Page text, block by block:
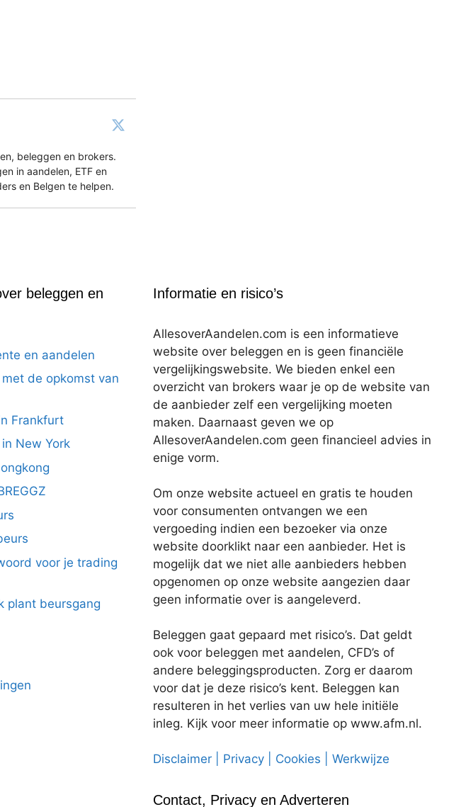
beleggen en brokers.
in aandelen, ETF en
en Belgen te helpen.
beleggen en
en aandelen
de opkomst van
Frankfurt
New York
voor je trading
plant beursgang
Informatie en risico’s
AllesoverAandelen.com is een informatieve
website over beleggen en is geen financiële
vergelijkingswebsite. We bieden enkel een
overzicht van brokers waar je op de website van
de aanbieder zelf een vergelijking moeten
maken. Daarnaast geven we op
AllesoverAandelen.com geen financieel advies in
enige vorm.
Om onze website actueel en gratis te houden
voor consumenten ontvangen we een
vergoeding indien een bezoeker via onze
website doorklikt naar een aanbieder. Het is
mogelijk dat we niet alle aanbieders hebben
opgenomen op onze website aangezien daar
geen informatie over is aangeleverd.
Beleggen gaat gepaard met risico’s. Dat geldt
ook voor beleggen met aandelen, CFD’s of
andere beleggingsproducten. Zorg er daarom
voor dat je deze risico’s kent. Beleggen kan
resulteren in het verlies van uw hele initiële
inleg. Kijk voor meer informatie op www.afm.nl.
Disclaimer | Privacy | Cookies | Werkwijze
Contact, Privacy en Adverteren